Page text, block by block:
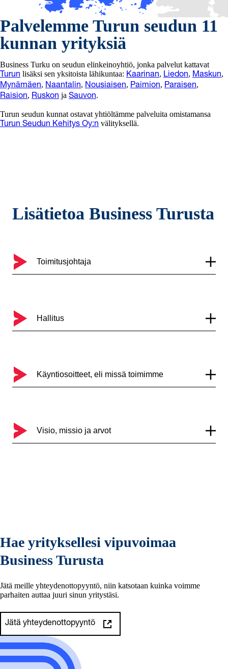
Palvelemme Turun seudun 11
kunnan yrityksiä
Business Turku on seudun elinkeinoyhtiö, jonka palvelut kattavat
Turun lisäksi sen yksitoista lähikuntaa: Kaarinan, Liedon, Maskun,
Mynämäen, Naantalin, Nousiaisen, Paimion, Paraisen,
Raision, Ruskon ja Sauvon.
Turun seudun kunnat ostavat yhtiöltämme palveluita omistamansa
Turun Seudun Kehitys Oy:n välityksellä.
Lisätietoa Business Turusta
Toimitusjohtaja
Hallitus
Käyntiosoitteet, eli missä toimimme
Visio, missio ja arvot
Hae yrityksellesi vipuvoimaa
Business Turusta
Jätä meille yhteydenottopyyntö, niin katsotaan kuinka voimme
parhaiten auttaa juuri sinun yritystäsi.
Jätä yhteydenottopyyntö